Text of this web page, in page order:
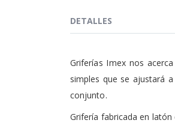
comienzo
de
de
imágenes
DETALLES
Griferías Imex nos
simples que se ajustará
conjunto.
Grifería fabricada en